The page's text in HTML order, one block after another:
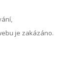
je zakázáno.